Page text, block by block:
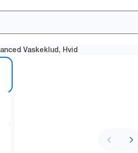
Vaskeklud, Hvid